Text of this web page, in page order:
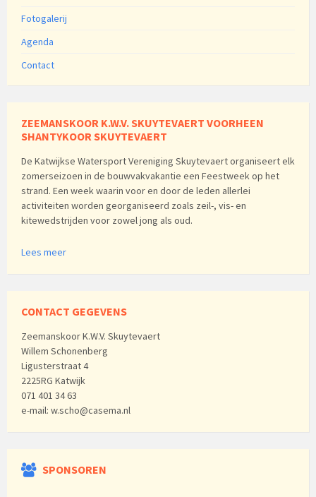
Fotogalerij
Agenda
Contact
ZEEMANSKOOR K.W.V. SKUYTEVAERT VOORHEEN
SHANTYKOOR SKUYTEVAERT
De Katwijkse Watersport Vereniging Skuytevaert organiseert elk
zomerseizoen in de bouwvakvakantie een Feestweek op het
strand. Een week waarin voor en door de leden allerlei
activiteiten worden georganiseerd zoals zeil-, vis- en
kitewedstrijden voor zowel jong als oud.
Lees meer
CONTACT GEGEVENS
Zeemanskoor K.W.V. Skuytevaert
Willem Schonenberg
Ligusterstraat 4
2225RG Katwijk
071 401 34 63
e-mail: w.scho@casema.nl
SPONSOREN